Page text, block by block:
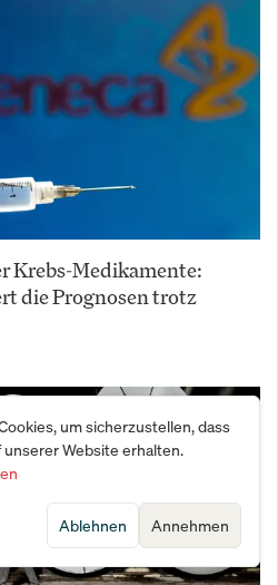
Krebs-Medikamente:
die Prognosen trotz
um sicherzustellen, dass
Website erhalten.
Annehmen
Ablehnen